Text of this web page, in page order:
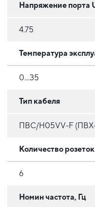
Напряжение порта
4.75
Температура
0...35
Тип кабеля
ПВС/H05VV-F (ПВХ-
Количество
6
Номин частота, Гц